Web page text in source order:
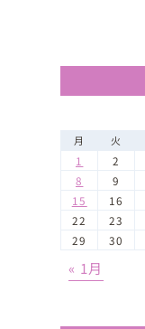
月 火
1 2
8
9
15
16
22
23
29
30
« 1月